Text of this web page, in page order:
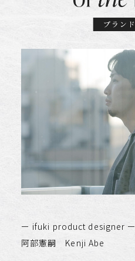
ー ifuki product designer ー
阿部憲嗣 Kenji Abe